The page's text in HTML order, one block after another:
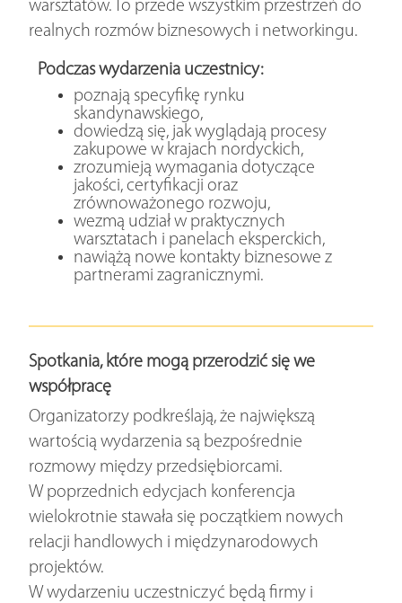
warsztatów. To przede wszystkim przestrzeń do
realnych rozmów biznesowych i networkingu.
Podczas wydarzenia uczestnicy:
poznają specyfikę rynku
skandynawskiego,
dowiedzą się, jak wyglądają procesy
zakupowe w krajach nordyckich,
zrozumieją wymagania dotyczące
jakości, certyfikacji oraz
zrównoważonego rozwoju,
wezmą udział w praktycznych
warsztatach i panelach eksperckich,
nawiążą nowe kontakty biznesowe z
partnerami zagranicznymi.
Spotkania, które mogą przerodzić się we
współpracę
Organizatorzy podkreślają, że największą
wartością wydarzenia są bezpośrednie
rozmowy między przedsiębiorcami.
W poprzednich edycjach konferencja
wielokrotnie stawała się początkiem nowych
relacji handlowych i międzynarodowych
projektów.
W wydarzeniu uczestniczyć będą firmy i